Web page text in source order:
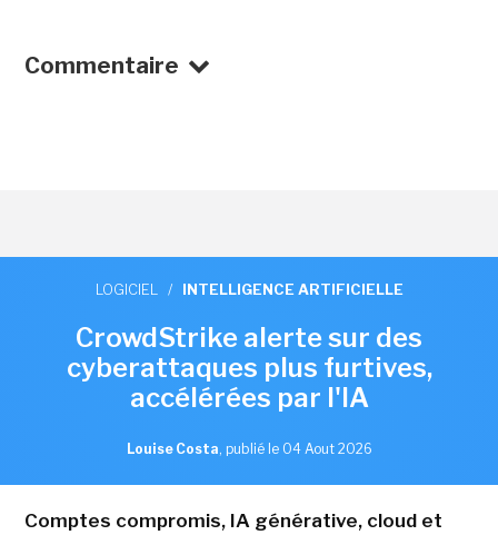
Commentaire
LOGICIEL / INTELLIGENCE ARTIFICIELLE
CrowdStrike alerte sur des
cyberattaques plus furtives,
accélérées par l'IA
Louise Costa, publié le 04 Aout 2026
Comptes compromis, IA générative, cloud et